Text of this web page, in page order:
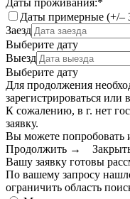
Даты примерные (+/–
Заезд
Выберите дату
Выезд
Выберите дату
Для продолжения
зарегистрироваться или
К сожалению, в г. нет
заявку.
Вы можете попробовать
Продолжить →
Вашу заявку готовы
По вашему запросу
ограничить область